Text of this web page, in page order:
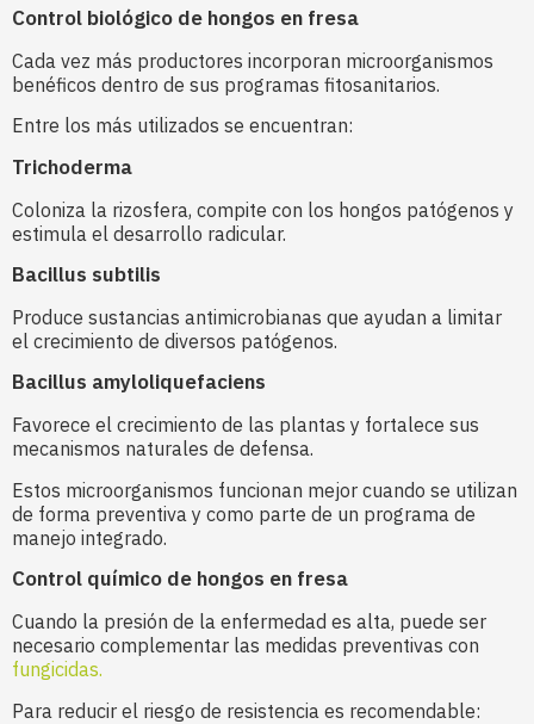
Control biológico de hongos en fresa
Cada vez más productores incorporan microorganismos
benéficos dentro de sus programas fitosanitarios.
Entre los más utilizados se encuentran:
Trichoderma
Coloniza la rizosfera, compite con los hongos patógenos y
estimula el desarrollo radicular.
Bacillus subtilis
Produce sustancias antimicrobianas que ayudan a limitar
el crecimiento de diversos patógenos.
Bacillus amyloliquefaciens
Favorece el crecimiento de las plantas y fortalece sus
mecanismos naturales de defensa.
Estos microorganismos funcionan mejor cuando se utilizan
de forma preventiva y como parte de un programa de
manejo integrado.
Control químico de hongos en fresa
Cuando la presión de la enfermedad es alta, puede ser
necesario complementar las medidas preventivas con
fungicidas.
Para reducir el riesgo de resistencia es recomendable: